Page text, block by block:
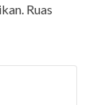
Ruas